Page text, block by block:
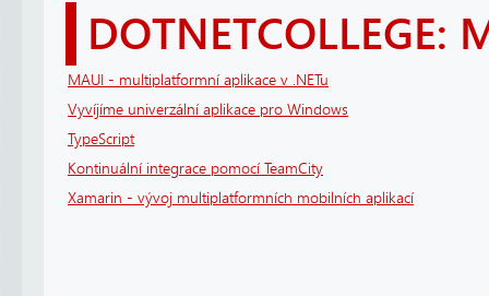
DOTNETCOLLEGE:
MAUI - multiplatformní aplikace v .NETu
Vyvíjíme univerzální aplikace pro Windows
TypeScript
Kontinuální integrace pomocí TeamCity
Xamarin - vývoj multiplatformních mobilních aplikací